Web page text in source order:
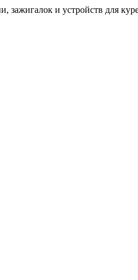
и устройств для